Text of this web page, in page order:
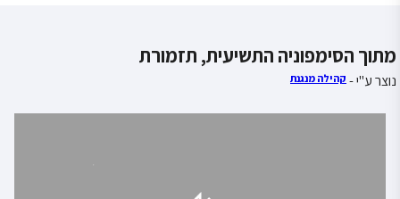
מתוך הסימפוניה התשיעית, תזמורת
נוצר ע"י - קהילה מנגנת